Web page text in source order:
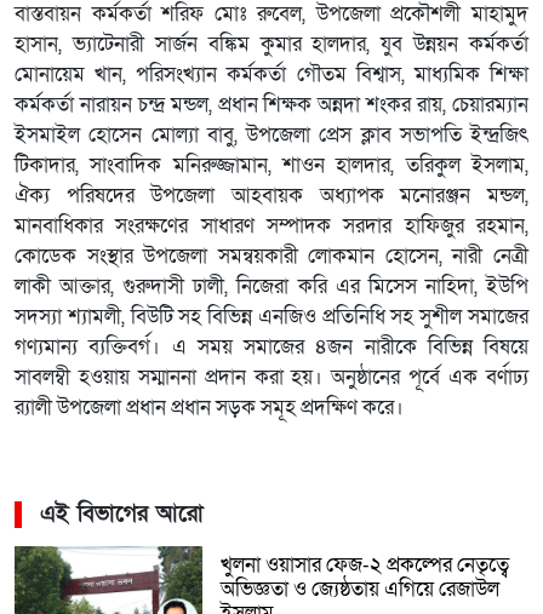
বাস্তবায়ন কর্মকর্তা শরিফ মোঃ রুবেল, উপজেলা প্রকৌশলী মাহামুদ
হাসান, ভ্যাটেনারী সার্জন বঙ্কিম কুমার হালদার, যুব উন্নয়ন কর্মকর্তা
মোনায়েম খান, পরিসংখ্যান কর্মকর্তা গৌতম বিশ্বাস, মাধ্যমিক শিক্ষা
কর্মকর্তা নারায়ন চন্দ্র মন্ডল, প্রধান শিক্ষক অন্নদা শংকর রায়, চেয়ারম্যান
ইসমাইল হোসেন মোল্যা বাবু, উপজেলা প্রেস ক্লাব সভাপতি ইন্দ্রজিৎ
টিকাদার, সাংবাদিক মনিরুজ্জামান, শাওন হালদার, তরিকুল ইসলাম,
ঐক্য পরিষদের উপজেলা আহবায়ক অধ্যাপক মনোরঞ্জন মন্ডল,
মানবাধিকার সংরক্ষণের সাধারণ সম্পাদক সরদার হাফিজুর রহমান,
কোডেক সংস্থার উপজেলা সমন্বয়কারী লোকমান হোসেন, নারী নেত্রী
লাকী আক্তার, গুরুদাসী ঢালী, নিজেরা করি এর মিসেস নাহিদা, ইউপি
সদস্যা শ্যামলী, বিউটি সহ বিভিন্ন এনজিও প্রতিনিধি সহ সুশীল সমাজের
গণ্যমান্য ব্যক্তিবর্গ। এ সময় সমাজের ৪জন নারীকে বিভিন্ন বিষয়ে
সাবলম্বী হওয়ায় সম্মাননা প্রদান করা হয়। অনুষ্ঠানের পূর্বে এক বর্ণাঢ্য
র‌্যালী উপজেলা প্রধান প্রধান সড়ক সমূহ প্রদক্ষিণ করে।
এই বিভাগের আরো
খুলনা ওয়াসার ফেজ-২ প্রকল্পের নেতৃত্বে
অভিজ্ঞতা ও জ্যেষ্ঠতায় এগিয়ে রেজাউল